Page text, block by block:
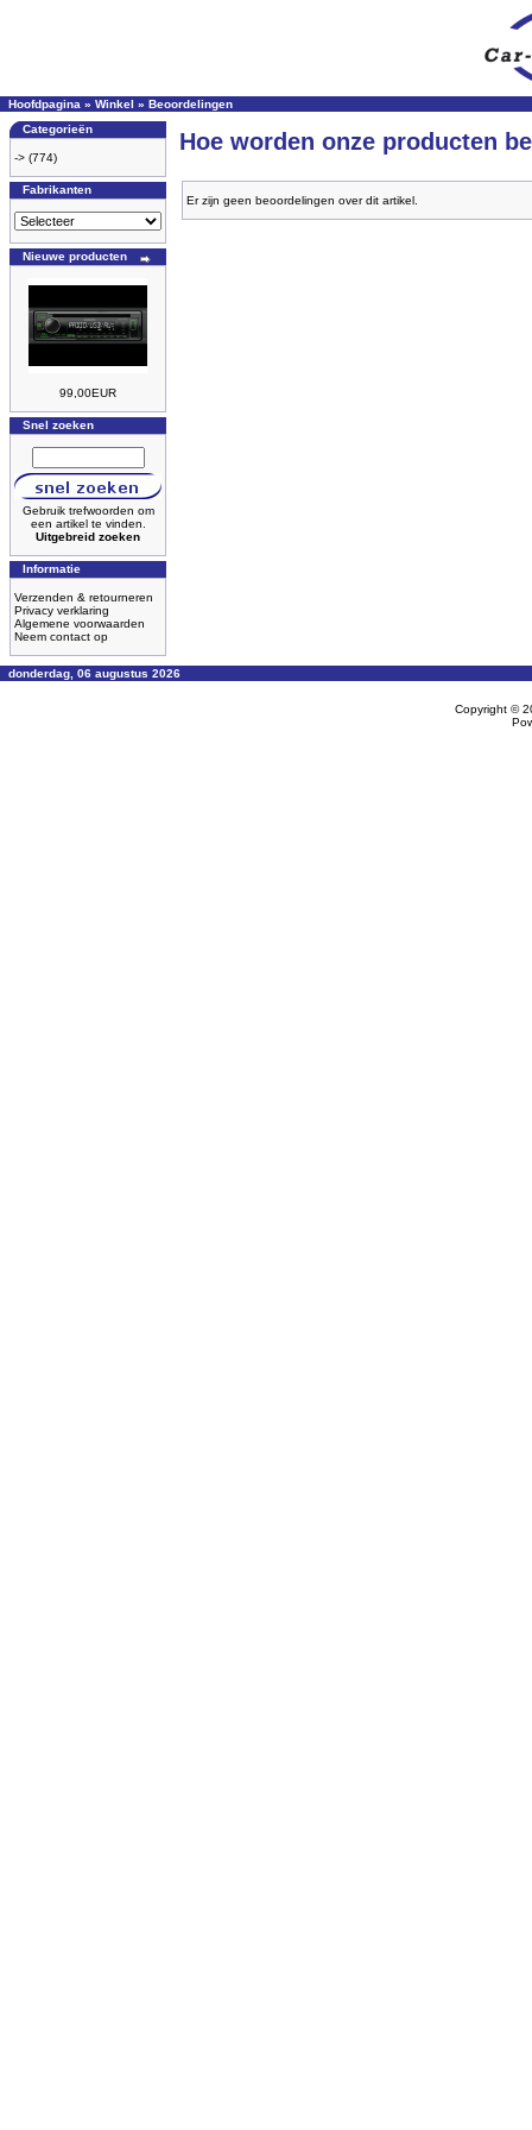
Hoofdpagina » Winkel » Beoordelingen
Categorieën
-> (774)
Fabrikanten
Nieuwe producten
99,00EUR
Snel zoeken
Gebruik trefwoorden om
een artikel te vinden.
Uitgebreid zoeken
Informatie
Verzenden & retourneren
Privacy verklaring
Algemene voorwaarden
Neem contact op
Hoe worden onze producten
Er zijn geen beoordelingen over dit artikel.
donderdag, 06 augustus 2026
Copyright ©